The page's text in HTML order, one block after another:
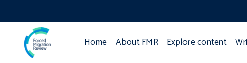
Home About FMR Explore content